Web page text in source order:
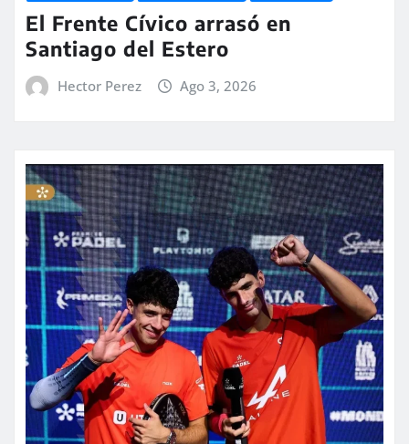
El Frente Cívico arrasó en
Santiago del Estero
Hector Perez Ago 3, 2026